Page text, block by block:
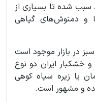
سبب شده تا بسیاری از
و دمنوش‌های گیاهی
در بازار موجود است
و خشکبار ایران دو نوع
یا زیره سیاه کوهی
و مشهور است.